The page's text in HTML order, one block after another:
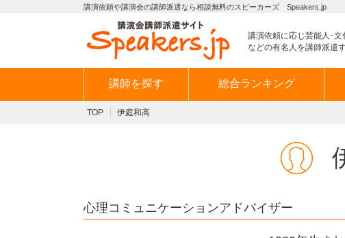
講演依頼や講演会の講師派遣なら相談無料のスピーカーズ Speakers.jp
講演依頼に応じ芸能人･文
などの有名人を講師派遣
講師を探す 総合ランキング
TOP 伊庭和高
心理コミュニケーションアドバイザー